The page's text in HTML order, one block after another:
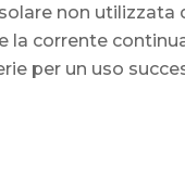
non utilizzata
corrente
per un uso